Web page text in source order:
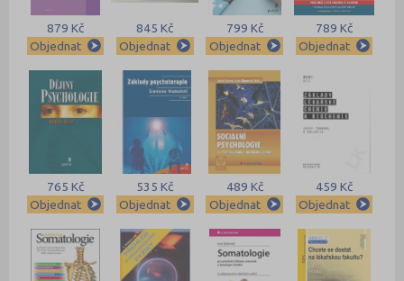
879 Kč
Objednat
845 Kč
Objednat
799 Kč
Objednat
789 Kč
Objednat
765 Kč
Objednat
535 Kč
Objednat
489 Kč
Objednat
459 Kč
Objednat